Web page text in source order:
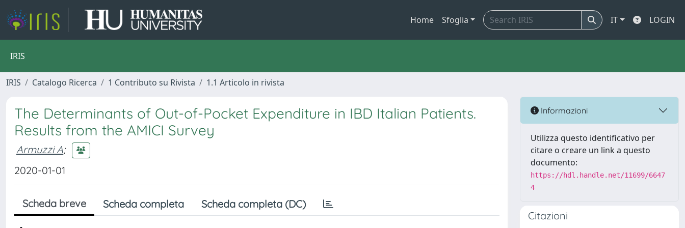
Home Sfoglia IT LOGIN
IRIS
IRIS Catalogo Ricerca 1 Contributo su Rivista 1.1 Articolo in rivista
The Determinants of Out-of-Pocket Expenditure in IBD Italian Patients.
Results from the AMICI Survey
Armuzzi A;
2020-01-01
Scheda breve Scheda completa Scheda completa (DC)
Informazioni
Utilizza questo identificativo per
citare o creare un link a questo
documento:
https://hdl.handle.net/11699/6647
4
Citazioni